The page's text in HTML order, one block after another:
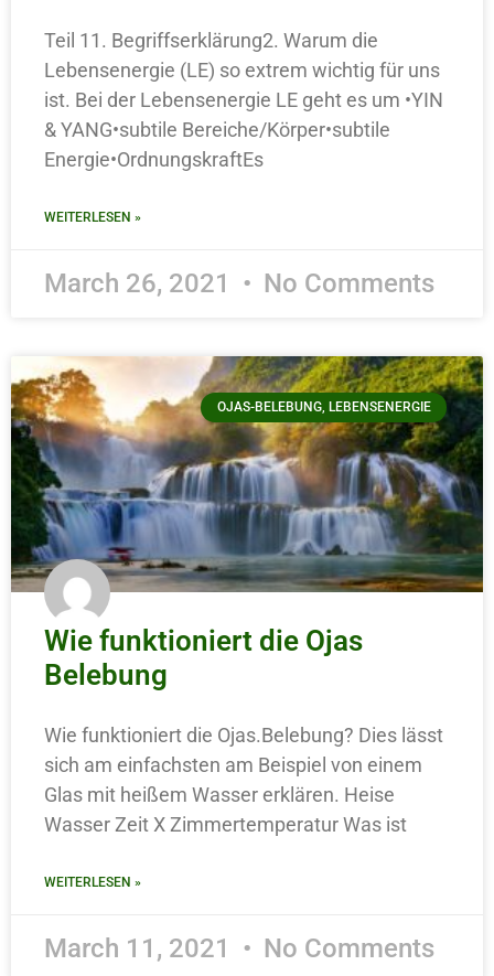
Teil 11. Begriffserklärung2. Warum die
Lebensenergie (LE) so extrem wichtig für uns
ist. Bei der Lebensenergie LE geht es um •YIN
& YANG•subtile Bereiche/Körper•subtile
Energie•OrdnungskraftEs
WEITERLESEN »
March 26, 2021 No Comments
OJAS-BELEBUNG, LEBENSENERGIE
Wie funktioniert die Ojas
Belebung
Wie funktioniert die Ojas.Belebung? Dies lässt
sich am einfachsten am Beispiel von einem
Glas mit heißem Wasser erklären. Heise
Wasser Zeit X Zimmertemperatur Was ist
WEITERLESEN »
March 11, 2021 No Comments